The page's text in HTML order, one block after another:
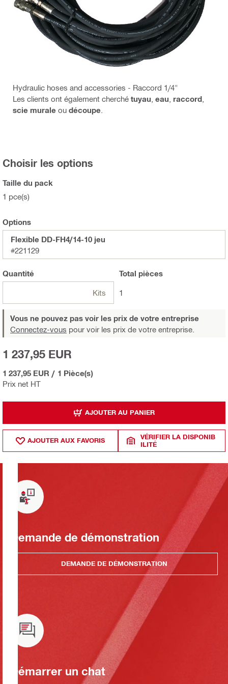
Hydraulic hoses and accessories - Raccord 1/4"
Les clients ont également cherché tuyau eau raccord
scie murale ou découpe
Choisir les options
Taille du pack
1 pce(s)
Options
Flexible DD-FH4/14-10 jeu
#221129
Quantité
Kits
Total pièces
1
Vous ne pouvez pas voir les prix de votre entreprise
Connectez-vous pour voir les prix de votre entreprise.
Prix net HT
1 237,95 EUR
1 237,95 EUR / 1 Pièce(s)
AJOUTER AU PANIER
AJOUTER AUX FAVORIS
VÉRIFIER LA DISPONIB
ILITÉ
Demande de démonstration
DEMANDE DE DÉMONSTRATION
Démarrer un chat